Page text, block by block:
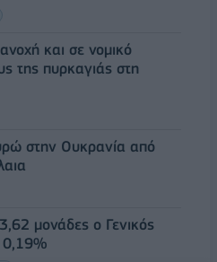
και σε νομικό
της πυρκαγιάς στη
στην Ουκρανία από
μονάδες ο Γενικός
0,19%